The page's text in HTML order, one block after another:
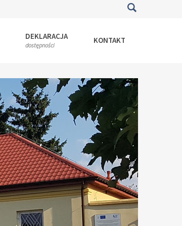
DEKLARACJA
dostępności KONTAKT